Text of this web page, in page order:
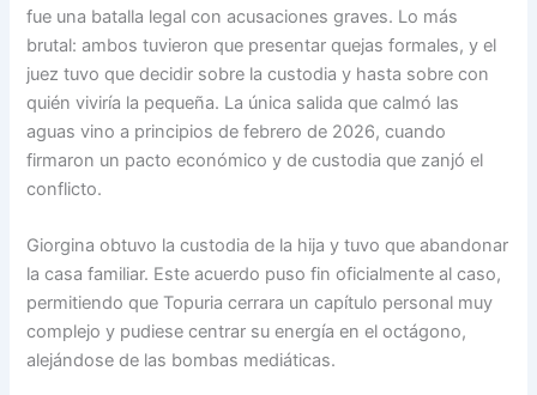
fue una batalla legal con acusaciones graves. Lo más
brutal: ambos tuvieron que presentar quejas formales, y el
juez tuvo que decidir sobre la custodia y hasta sobre con
quién viviría la pequeña. La única salida que calmó las
aguas vino a principios de febrero de 2026, cuando
firmaron un pacto económico y de custodia que zanjó el
conflicto.
Giorgina obtuvo la custodia de la hija y tuvo que abandonar
la casa familiar. Este acuerdo puso fin oficialmente al caso,
permitiendo que Topuria cerrara un capítulo personal muy
complejo y pudiese centrar su energía en el octágono,
alejándose de las bombas mediáticas.